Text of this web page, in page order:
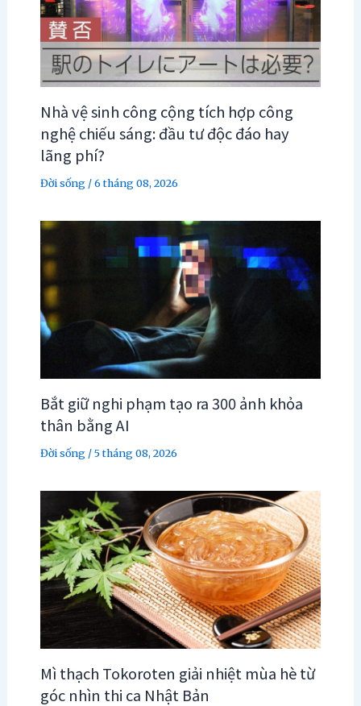
Nhà vệ sinh công cộng tích hợp công
nghệ chiếu sáng: đầu tư độc đáo hay
lãng phí?
Đời sống/6 tháng 08, 2026
Bắt giữ nghi phạm tạo ra 300 ảnh khỏa
thân bằng AI
Đời sống/5 tháng 08, 2026
Mì thạch Tokoroten giải nhiệt mùa hè từ
góc nhìn thi ca Nhật Bản